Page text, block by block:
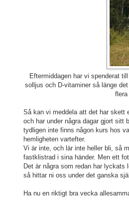
Eftermiddagen har vi spenderat
solljus och D-vitaminer så länge
flera
Så kan vi meddela att det har skett
och har under några dagar gjort sitt
tydligen inte finns någon kurs hos
hemligheten vartefter.
Vi är inte, och lär inte heller bli, så
fastklistrad i sina händer. Men ett
Det är några som redan har
så hittar ni oss under det ganska
Ha nu en riktigt bra vecka